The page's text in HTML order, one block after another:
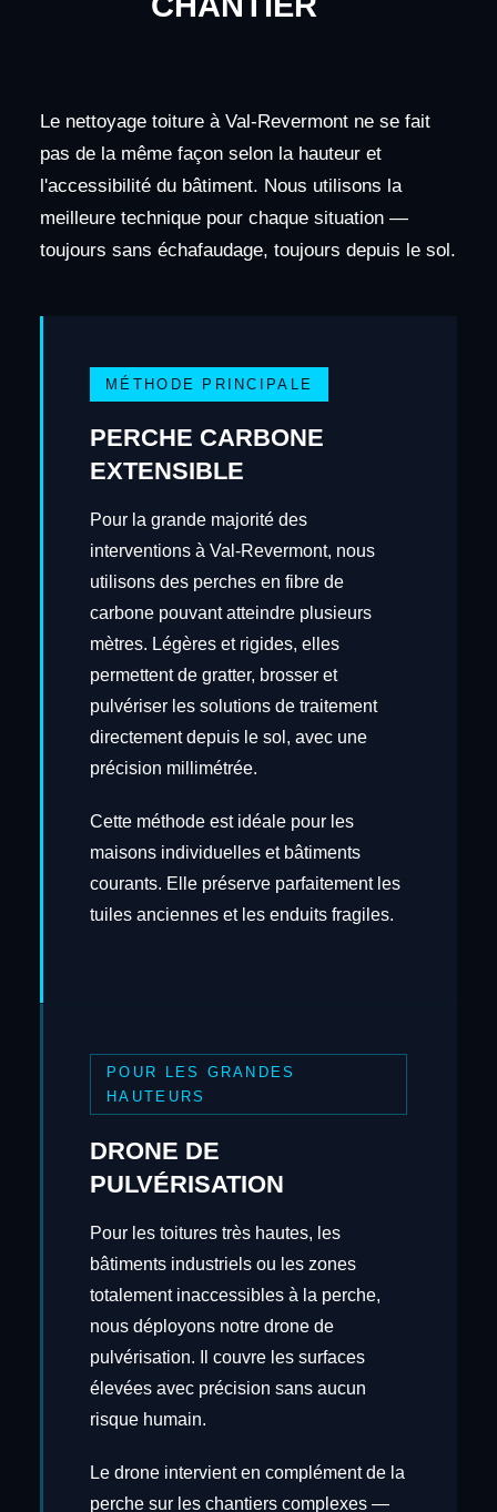
Le nettoyage toiture à Val-Revermont ne se fait
pas de la même façon selon la hauteur et
l'accessibilité du bâtiment. Nous utilisons la
meilleure technique pour chaque situation —
toujours sans échafaudage, toujours depuis le sol.
MÉTHODE PRINCIPALE
PERCHE CARBONE
EXTENSIBLE
Pour la grande majorité des
interventions à Val-Revermont, nous
utilisons des perches en fibre de
carbone pouvant atteindre plusieurs
mètres. Légères et rigides, elles
permettent de gratter, brosser et
pulvériser les solutions de traitement
directement depuis le sol, avec une
précision millimétrée.
Cette méthode est idéale pour les
maisons individuelles et bâtiments
courants. Elle préserve parfaitement les
tuiles anciennes et les enduits fragiles.
POUR LES GRANDES
HAUTEURS
DRONE DE
PULVÉRISATION
Pour les toitures très hautes, les
bâtiments industriels ou les zones
totalement inaccessibles à la perche,
nous déployons notre drone de
pulvérisation. Il couvre les surfaces
élevées avec précision sans aucun
risque humain.
Le drone intervient en complément de la
perche sur les chantiers complexes —